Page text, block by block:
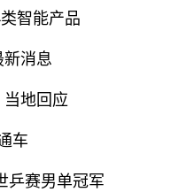
智能产品
消息
地回应
车
乒赛男单冠军